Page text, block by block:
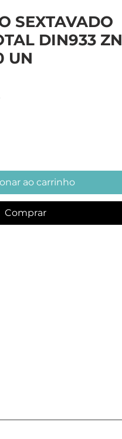
SEXTAVADO
DIN933 ZN
UN
Preço
ao carrinho
Comprar